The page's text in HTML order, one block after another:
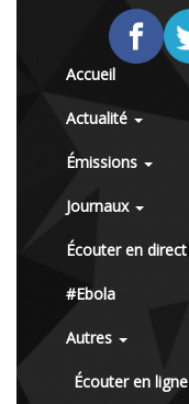
Accueil
Actualité
Émissions
Journaux
Écouter en direct
#Ebola
Autres
Écouter en ligne